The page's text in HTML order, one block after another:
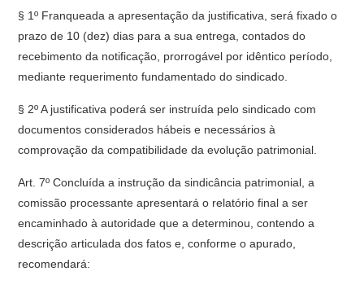
§ 1º Franqueada a apresentação da justificativa, será fixado o
prazo de 10 (dez) dias para a sua entrega, contados do
recebimento da notificação, prorrogável por idêntico período,
mediante requerimento fundamentado do sindicado.
§ 2º A justificativa poderá ser instruída pelo sindicado com
documentos considerados hábeis e necessários à
comprovação da compatibilidade da evolução patrimonial.
Art. 7º Concluída a instrução da sindicância patrimonial, a
comissão processante apresentará o relatório final a ser
encaminhado à autoridade que a determinou, contendo a
descrição articulada dos fatos e, conforme o apurado,
recomendará: